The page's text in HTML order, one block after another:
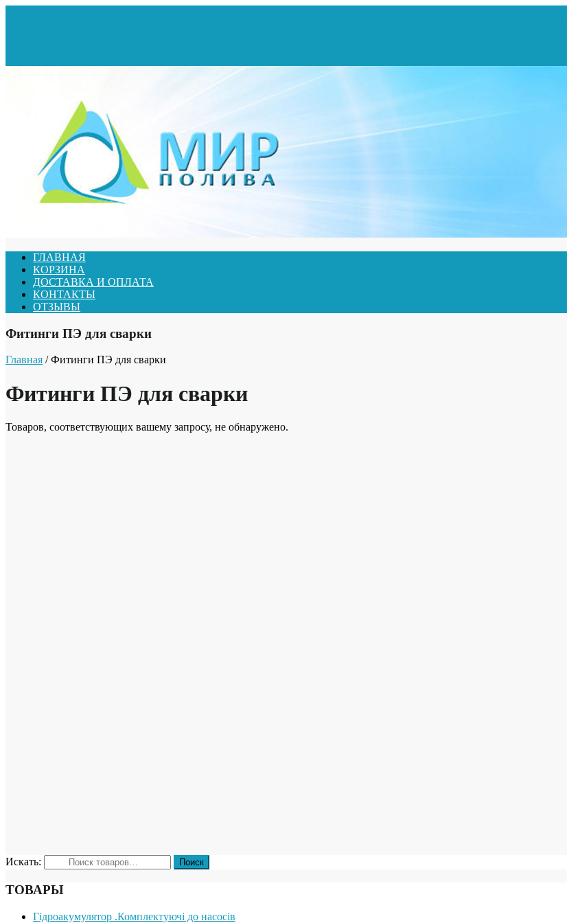
ГЛАВНАЯ
КОРЗИНА
ДОСТАВКА И ОПЛАТА
КОНТАКТЫ
ОТЗЫВЫ
Фитинги ПЭ для сварки
Главная / Фитинги ПЭ для сварки
Фитинги ПЭ для сварки
Товаров, соответствующих вашему запросу, не обнаружено.
Искать:
ТОВАРЫ
Гідроакумулятор .Комплектуючі до насосів